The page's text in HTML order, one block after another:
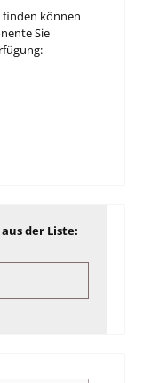
finden können
Sie
der Liste: